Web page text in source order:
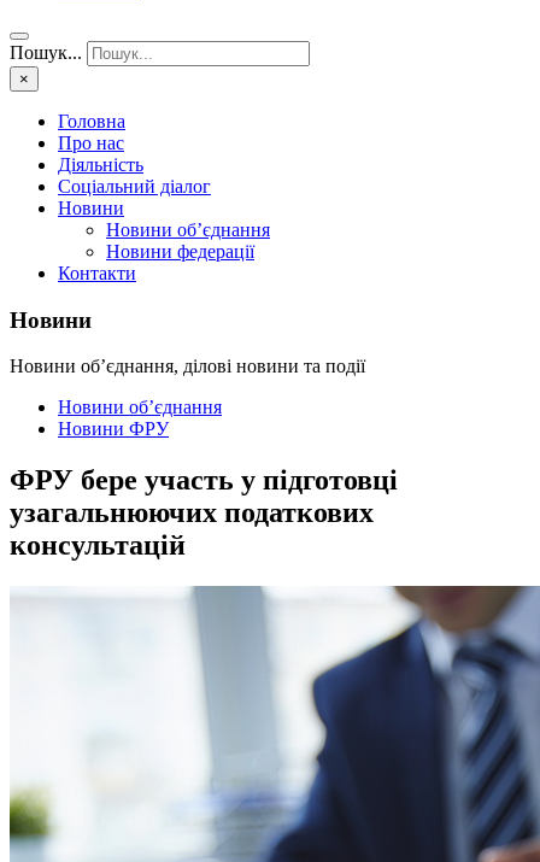
Пошук...
×
Головна
Про нас
Діяльність
Соціальний діалог
Новини
Новини об’єднання
Новини федерації
Контакти
Новини
Новини об’єднання, ділові новини та події
Новини об’єднання
Новини ФРУ
ФРУ бере участь у підготовці
узагальнюючих податкових
консультацій